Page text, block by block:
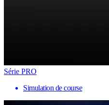
Série PRO
Simulation de course